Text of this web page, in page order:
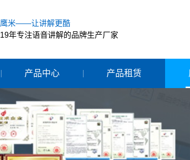
鹰米——让讲解更酷
19年专注语音讲解的品牌生产厂家
产品中心 产品租赁